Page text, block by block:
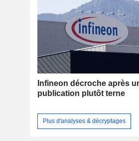
Infineon décroche après
publication plutôt terne
Plus d'analyses & décryptages